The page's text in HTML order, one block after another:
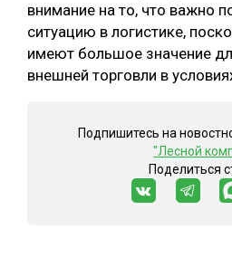
внимание на то, что важно
ситуацию в логистике,
имеют большое значение
внешней торговли в
Подпишитесь на
"Лесной
Поделиться